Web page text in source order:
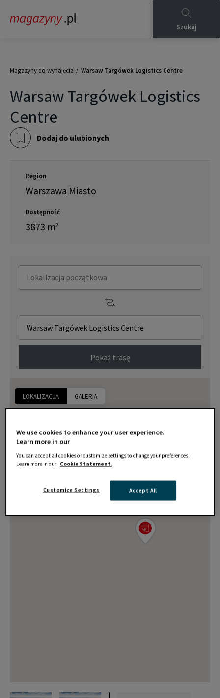
Szukaj
Magazyny do wynajęcia / Warsaw Targówek Logistics Centre
Warsaw Targówek Logistics
Centre
Dodaj do ulubionych
Region
Warszawa Miasto
Dostępność
3873 m2
LOKALIZACJA GALERIA
Pokaż trasę
We use cookies to enhance your user experience.
Learn more in our
You can accept all cookies or customize settings to change your preferences.
Learn more in our Cookie Statement.
Accept All
Customize Settings